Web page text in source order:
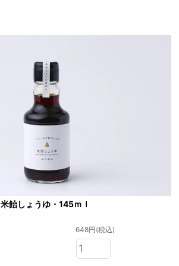
米飴しょうゆ・145ｍｌ
648円(税込)